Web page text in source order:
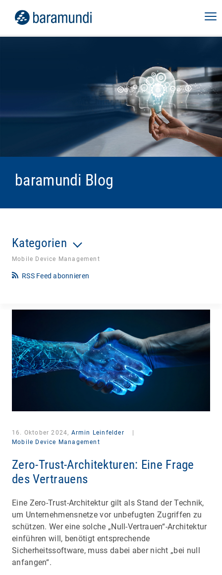
baramundi Blog
Kategorien
Mobile Device Management
RSS Feed abonnieren
16. Oktober 2024, Armin Leinfelder
Mobile Device Management
Zero-Trust-Architekturen: Eine Frage
des Vertrauens
Eine Zero-Trust-Architektur gilt als Stand der Technik,
um Unternehmensnetze vor unbefugten Zugriffen zu
schützen. Wer eine solche „Null-Vertrauen“-Architektur
einführen will, benötigt entsprechende
Sicherheitssoftware, muss dabei aber nicht „bei null
anfangen“.